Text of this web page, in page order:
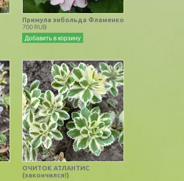
Примула зибольда Фламенко
700 RUB
Добавить в корзину
ОЧИТОК АТЛАНТИС
(закончился!)